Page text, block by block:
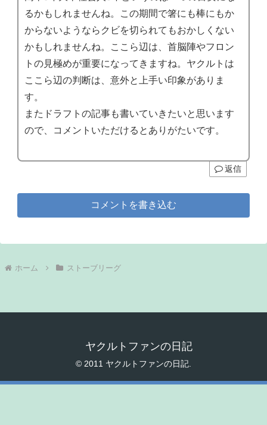
るかもしれませんね。この期間で箸にも棒にもか
からないようならクビを切られてもおかしくない
かもしれませんね。ここら辺は、首脳陣やフロン
トの見極めが重要になってきますね。ヤクルトは
ここら辺の判断は、意外と上手い印象がありま
す。
またドラフトの記事も書いていきたいと思います
ので、コメントいただけるとありがたいです。
返信
コメントを書き込む
ホーム ストーブリーグ
ヤクルトファンの日記
© 2011 ヤクルトファンの日記.